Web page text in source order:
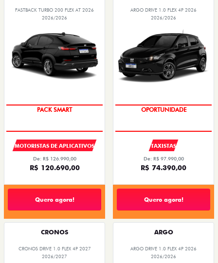
FASTBACK TURBO 200 FLEX AT 2026
2026/2026
PACK SMART
MOTORISTAS DE APLICATIVOS
De: R$ 126.990,00
R$ 120.690,00
Quero agora!
ARGO DRIVE 1.0 FLEX 4P 2026
2026/2026
OPORTUNIDADE
TAXISTAS
De: R$ 97.990,00
R$ 74.390,00
Quero agora!
CRONOS
CRONOS DRIVE 1.0 FLEX 4P 2027
2026/2027
ARGO
ARGO DRIVE 1.0 FLEX 4P 2026
2026/2026